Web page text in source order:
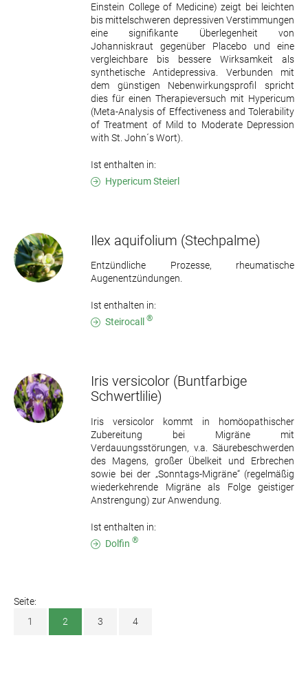
Einstein College of Medicine) zeigt bei leichten
bis mittelschweren depressiven Verstimmungen
eine signifikante Überlegenheit von
Johanniskraut gegenüber Placebo und eine
vergleichbare bis bessere Wirksamkeit als
synthetische Antidepressiva. Verbunden mit
dem günstigen Nebenwirkungsprofil spricht
dies für einen Therapieversuch mit Hypericum
(Meta-Analysis of Effectiveness and Tolerability
of Treatment of Mild to Moderate Depression
with St. John´s Wort).
Ist enthalten in:
Hypericum Steierl
Ilex aquifolium (Stechpalme)
Entzündliche Prozesse, rheumatische
Augenentzündungen.
Ist enthalten in:
Steirocall ®
Iris versicolor (Buntfarbige
Schwertlilie)
Iris versicolor kommt in homöopathischer
Zubereitung bei Migräne mit
Verdauungsstörungen, v.a. Säurebeschwerden
des Magens, großer Übelkeit und Erbrechen
sowie bei der „Sonntags-Migräne“ (regelmäßig
wiederkehrende Migräne als Folge geistiger
Anstrengung) zur Anwendung.
Ist enthalten in:
Dolfin ®
Seite:
1
2 3 4